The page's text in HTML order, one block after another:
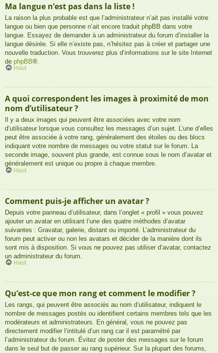
Ma langue n’est pas dans la liste !
La raison la plus probable est que l’administrateur n’ait pas installé votre
langue ou bien que personne n’ait encore traduit phpBB dans votre
langue. Essayez de demander à un administrateur du forum d’installer la
langue désirée. Si elle n’existe pas, n’hésitez pas à créer et partager une
nouvelle traduction. Vous trouverez plus d’informations sur le site Internet
de phpBB®.
Haut
A quoi correspondent les images à proximité de mon
nom d’utilisateur ?
Il y a deux images qui peuvent être associées avec votre nom
d’utilisateur lorsque vous consultez les messages d’un sujet. L’une d’elles
peut être associée à votre rang, généralement des étoiles ou des blocs
indiquant votre nombre de messages ou votre statut sur le forum. La
seconde image, souvent plus grande, est connue sous le nom d’avatar et
généralement est unique ou propre à chaque membre.
Haut
Comment puis-je afficher un avatar ?
Depuis votre panneau d’utilisateur, dans l’onglet « profil » vous pouvez
ajouter un avatar en utilisant l’une des quatre méthodes d’avatar
suivantes : Gravatar, galerie, distant ou importé. L’administrateur du
forum peut activer ou non les avatars et décider de la manière dont ils
sont mis à disposition. Si vous ne pouvez pas utiliser d’avatar, contactez
un administrateur du forum.
Haut
Qu’est-ce que mon rang et comment le modifier ?
Les rangs, qui peuvent être associés au nom d’utilisateur, indiquent le
nombre de messages postés ou identifient certains membres tels que les
modérateurs et administrateurs. En général, vous ne pouvez pas
directement modifier l’intitulé d’un rang car il est paramétré par
l’administrateur du forum. Évitez de poster des messages sur le forum
dans le seul but de passer au rang supérieur. Sur la plupart des forums,